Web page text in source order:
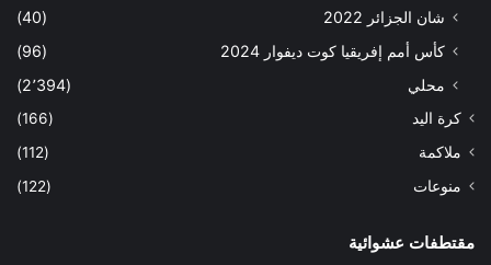
شان الجزائر 2022
(40)
كأس أمم إفريقيا كوت ديفوار 2024
(96)
محلي
(2٬394)
كرة اليد
(166)
ملاكمة
(112)
منوعات
(122)
مقتطفات عشوائية